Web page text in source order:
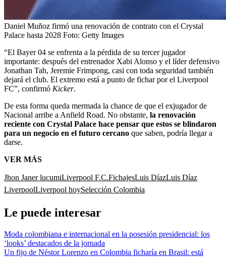
Daniel Muñoz firmó una renovación de contrato con el Crystal
Palace hasta 2028 Foto: Getty Images
“El Bayer 04 se enfrenta a la pérdida de su tercer jugador
importante: después del entrenador Xabi Alonso y el líder defensivo
Jonathan Tah, Jeremie Frimpong, casi con toda seguridad también
dejará el club. El extremo está a punto de fichar por el Liverpool
FC”, confirmó Kicker.
De esta forma queda mermada la chance de que el exjugador de
Nacional arribe a Anfield Road. No obstante, la renovación
reciente con Crystal Palace hace pensar que estos se blindaron
para un negocio en el futuro cercano que saben, podría llegar a
darse.
VER MÁS
Jhon Janer lucumiLiverpool F.C.FichajesLuis DíazLuis Díaz
LiverpoolLiverpool hoySelección Colombia
Le puede interesar
Moda colombiana e internacional en la posesión presidencial: los
‘looks’ destacados de la jornada
Un fijo de Néstor Lorenzo en Colombia ficharía en Brasil: está